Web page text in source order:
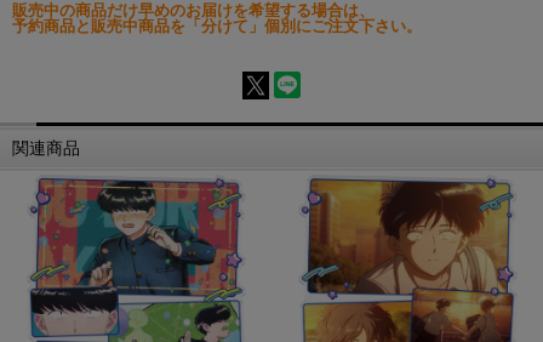
販売中の商品だけ早めのお届けを希望する場合は、
予約商品と販売中商品を「分けて」個別にご注文下さい。
関連商品